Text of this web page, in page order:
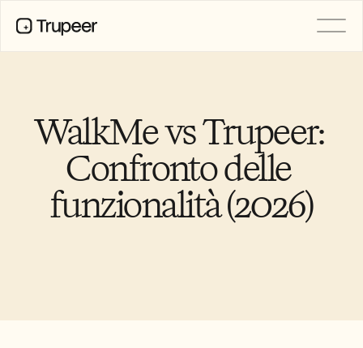
WalkMe vs Trupeer:
Confronto delle
funzionalità (2026)
Traduzione
Base di conoscenza
Kit del marchio
Pagine condivise
Registrazione dello schermo AI